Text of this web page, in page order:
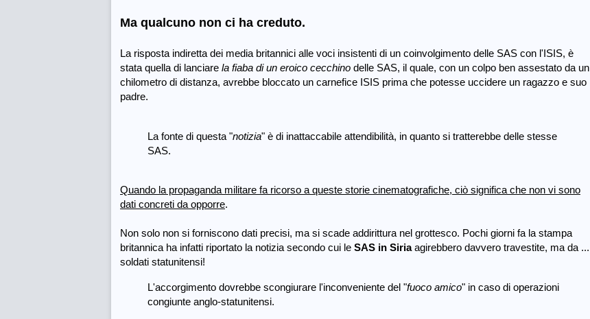
Ma qualcuno non ci ha creduto.
La risposta indiretta dei media britannici alle voci insistenti di un coinvolgimento delle SAS con l'ISIS, è
stata quella di lanciare la fiaba di un eroico cecchino delle SAS, il quale, con un colpo ben assestato da un
chilometro di distanza, avrebbe bloccato un carnefice ISIS prima che potesse uccidere un ragazzo e suo
padre.
La fonte di questa "notizia" è di inattaccabile attendibilità, in quanto si tratterebbe delle stesse
SAS.
Quando la propaganda militare fa ricorso a queste storie cinematografiche, ciò significa che non vi sono
dati concreti da opporre.
Non solo non si forniscono dati precisi, ma si scade addirittura nel grottesco. Pochi giorni fa la stampa
britannica ha infatti riportato la notizia secondo cui le SAS in Siriaagirebbero davvero travestite, ma da ...
soldati statunitensi!
L'accorgimento dovrebbe scongiurare l'inconveniente del "fuoco amico" in caso di operazioni
congiunte anglo-statunitensi.